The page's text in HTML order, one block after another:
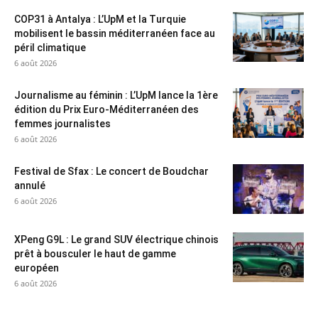
COP31 à Antalya : L’UpM et la Turquie
mobilisent le bassin méditerranéen face au
péril climatique
6 août 2026
Journalisme au féminin : L’UpM lance la 1ère
édition du Prix Euro-Méditerranéen des
femmes journalistes
6 août 2026
Festival de Sfax : Le concert de Boudchar
annulé
6 août 2026
XPeng G9L : Le grand SUV électrique chinois
prêt à bousculer le haut de gamme
européen
6 août 2026